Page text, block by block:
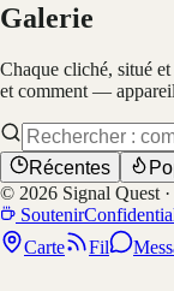
Galerie
Chaque cliché, situé
et comment —
Récentes
© 2026 Signal Quest
Soutenir
Carte
Fil